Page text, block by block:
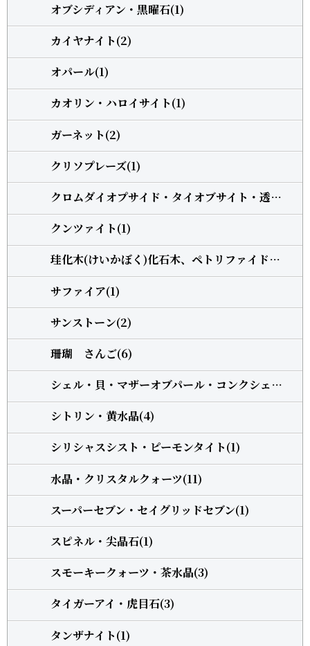
オブシディアン・黒曜石(1)
カイヤナイト(2)
オパール(1)
カオリン・ハロイサイト(1)
ガーネット(2)
クリソプレーズ(1)
クロムダイオプサイド・タイオブサイト・透輝石(1)
クンツァイト(1)
珪化木(けいかぼく)化石木、ペトリファイドウッド(1)
サファイア(1)
サンストーン(2)
珊瑚 さんご(6)
シェル・貝・マザーオブパール・コンクシェル(1)
シトリン・黄水晶(4)
シリシャスシスト・ピーモンタイト(1)
水晶・クリスタルクォーツ(11)
スーパーセブン・セイグリッドセブン(1)
スピネル・尖晶石(1)
スモーキークォーツ・茶水晶(3)
タイガーアイ・虎目石(3)
タンザナイト(1)